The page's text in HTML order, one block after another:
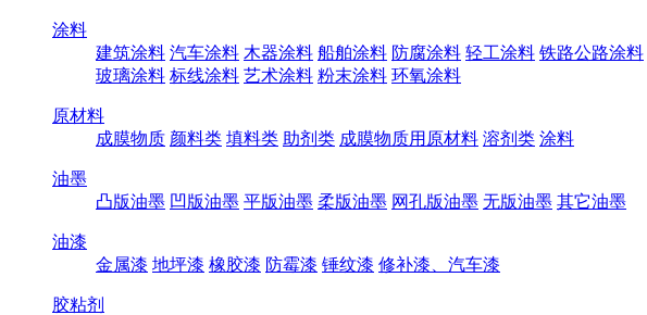
涂料
建筑涂料 汽车涂料 木器涂料 船舶涂料 防腐涂料 轻工涂料 铁路公路涂料
玻璃涂料 标线涂料 艺术涂料 粉末涂料 环氧涂料
原材料
成膜物质 颜料类 填料类 助剂类 成膜物质用原材料 溶剂类 涂料
油墨
凸版油墨 凹版油墨 平版油墨 柔版油墨 网孔版油墨 无版油墨 其它油墨
油漆
金属漆 地坪漆 橡胶漆 防霉漆 锤纹漆 修补漆、汽车漆
胶粘剂